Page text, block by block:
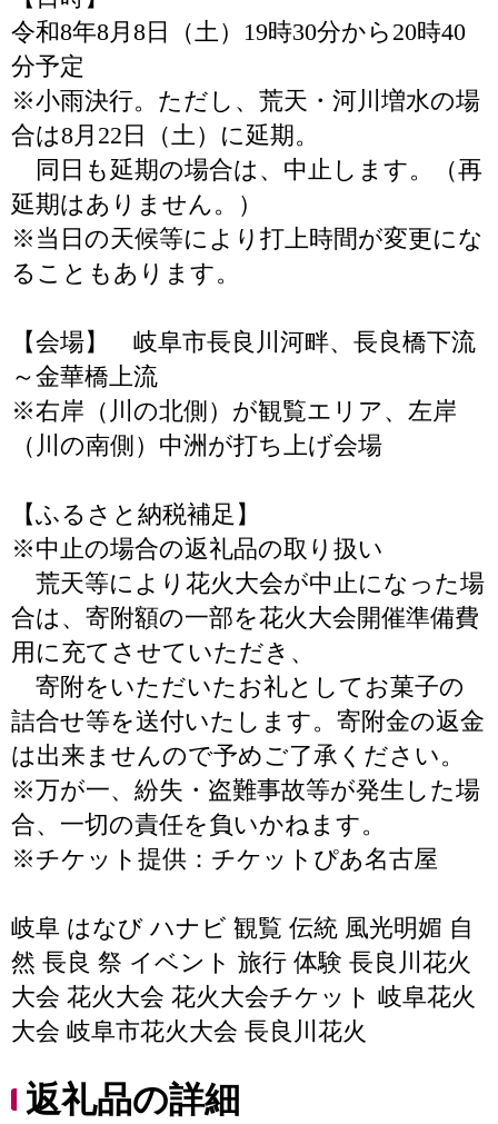
令和8年8月8日（土）19時30分から20時40
分予定
※小雨決行。ただし、荒天・河川増水の場
合は8月22日（土）に延期。
同日も延期の場合は、中止します。（再
延期はありません。）
※当日の天候等により打上時間が変更にな
ることもあります。
【会場】 岐阜市長良川河畔、長良橋下流
～金華橋上流
※右岸（川の北側）が観覧エリア、左岸
（川の南側）中洲が打ち上げ会場
【ふるさと納税補足】
※中止の場合の返礼品の取り扱い
荒天等により花火大会が中止になった場
合は、寄附額の一部を花火大会開催準備費
用に充てさせていただき、
寄附をいただいたお礼としてお菓子の
詰合せ等を送付いたします。寄附金の返金
は出来ませんので予めご了承ください。
※万が一、紛失・盗難事故等が発生した場
合、一切の責任を負いかねます。
※チケット提供：チケットぴあ名古屋
岐阜 はなび ハナビ 観覧 伝統 風光明媚 自
然 長良 祭 イベント 旅行 体験 長良川花火
大会 花火大会 花火大会チケット 岐阜花火
大会 岐阜市花火大会 長良川花火
返礼品の詳細